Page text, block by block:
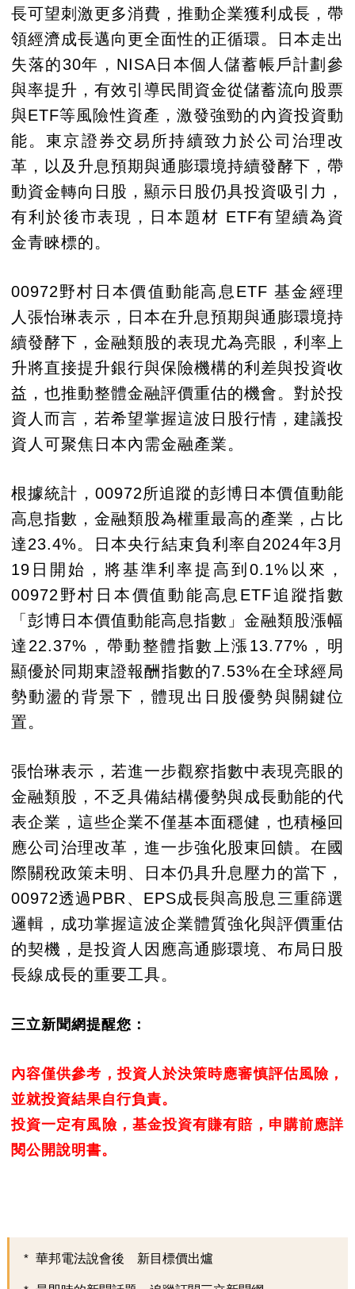
長可望刺激更多消費，推動企業獲利成長，帶
領經濟成長邁向更全面性的正循環。日本走出
失落的30年，NISA日本個人儲蓄帳戶計劃參
與率提升，有效引導民間資金從儲蓄流向股票
與ETF等風險性資產，激發強勁的內資投資動
能。東京證券交易所持續致力於公司治理改
革，以及升息預期與通膨環境持續發酵下，帶
動資金轉向日股，顯示日股仍具投資吸引力，
有利於後市表現，日本題材 ETF有望續為資
金青睞標的。
00972野村日本價值動能高息ETF 基金經理
人張怡琳表示，日本在升息預期與通膨環境持
續發酵下，金融類股的表現尤為亮眼，利率上
升將直接提升銀行與保險機構的利差與投資收
益，也推動整體金融評價重估的機會。對於投
資人而言，若希望掌握這波日股行情，建議投
資人可聚焦日本內需金融產業。
根據統計，00972所追蹤的彭博日本價值動能
高息指數，金融類股為權重最高的產業，占比
達23.4%。日本央行結束負利率自2024年3月
19日開始，將基準利率提高到0.1%以來，
00972野村日本價值動能高息ETF追蹤指數
「彭博日本價值動能高息指數」金融類股漲幅
達22.37%，帶動整體指數上漲13.77%，明
顯優於同期東證報酬指數的7.53%在全球經局
勢動盪的背景下，體現出日股優勢與關鍵位
置。
張怡琳表示，若進一步觀察指數中表現亮眼的
金融類股，不乏具備結構優勢與成長動能的代
表企業，這些企業不僅基本面穩健，也積極回
應公司治理改革，進一步強化股東回饋。在國
際關稅政策未明、日本仍具升息壓力的當下，
00972透過PBR、EPS成長與高股息三重篩選
邏輯，成功掌握這波企業體質強化與評價重估
的契機，是投資人因應高通膨環境、布局日股
長線成長的重要工具。
三立新聞網提醒您：
內容僅供參考，投資人於決策時應審慎評估風險，
並就投資結果自行負責。
投資一定有風險，基金投資有賺有賠，申購前應詳
閱公開說明書。
華邦電法說會後 新目標價出爐